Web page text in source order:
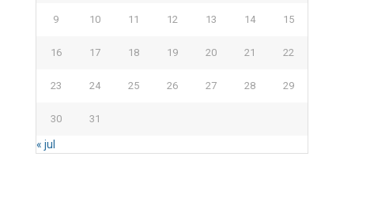
9 10 11 12 13 14 15
16 17 18 19 20 21 22
23 24 25 26 27 28 29
30 31
« jul